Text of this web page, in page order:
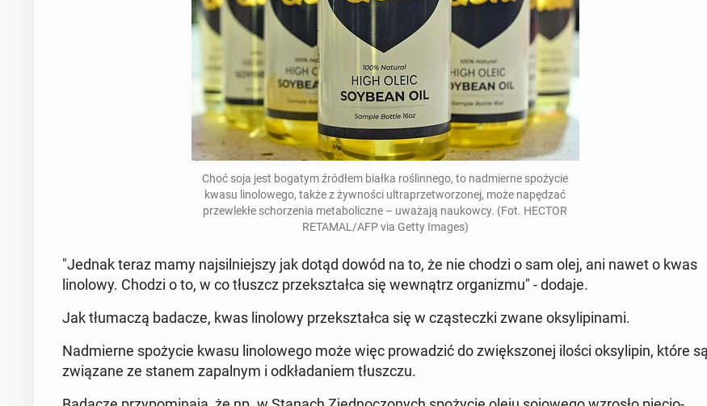
Choć soja jest bogatym źródłem białka ro­ślin­ne­go, to nad­mier­ne spo­ży­cie
kwasu li­no­lo­we­go, także z żyw­no­ści ul­tra­prze­two­rzo­nej, może na­pę­dzać
prze­wle­kłe scho­rze­nia me­ta­bo­licz­ne – uważają na­ukow­cy. (Fot. HECTOR
RETAMAL/AFP via Getty Images)
"Jednak teraz mamy naj­sil­niej­szy jak dotąd dowód na to, że nie chodzi o sam olej, ani nawet o kwas
li­no­lo­wy. Chodzi o to, w co tłuszcz prze­kształ­ca się we­wnątrz or­ga­ni­zmu" - dodaje.
Jak tłu­ma­czą badacze, kwas li­no­lo­wy prze­kształ­ca się w czą­stecz­ki zwane oksy­li­pi­na­mi.
Nad­mier­ne spo­ży­cie kwasu li­no­lo­we­go może więc pro­wa­dzić do zwięk­szo­nej ilości oksy­li­pin, które są
zwią­za­ne ze stanem za­pal­nym i od­kła­da­niem tłusz­czu.